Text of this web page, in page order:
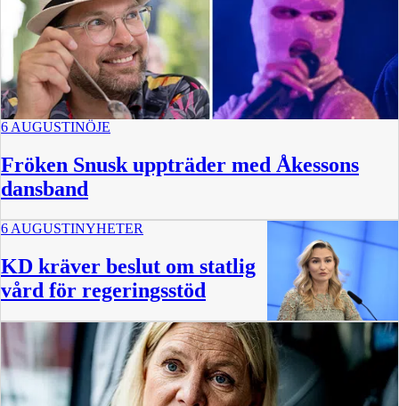
6 AUGUSTINÖJE
Fröken Snusk uppträder med Åkessons
dansband
6 AUGUSTINYHETER
KD kräver beslut om statlig
vård för regeringsstöd